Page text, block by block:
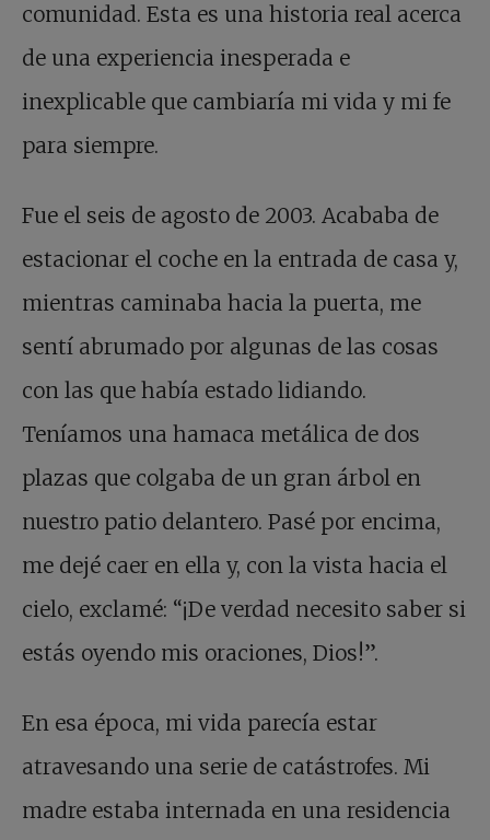
comunidad. Esta es una historia real acerca
de una experiencia inesperada e
inexplicable que cambiaría mi vida y mi fe
para siempre.
Fue el seis de agosto de 2003. Acababa de
estacionar el coche en la entrada de casa y,
mientras caminaba hacia la puerta, me
sentí abrumado por algunas de las cosas
con las que había estado lidiando.
Teníamos una hamaca metálica de dos
plazas que colgaba de un gran árbol en
nuestro patio delantero. Pasé por encima,
me dejé caer en ella y, con la vista hacia el
cielo, exclamé: “¡De verdad necesito saber si
estás oyendo mis oraciones, Dios!”.
En esa época, mi vida parecía estar
atravesando una serie de catástrofes. Mi
madre estaba internada en una residencia